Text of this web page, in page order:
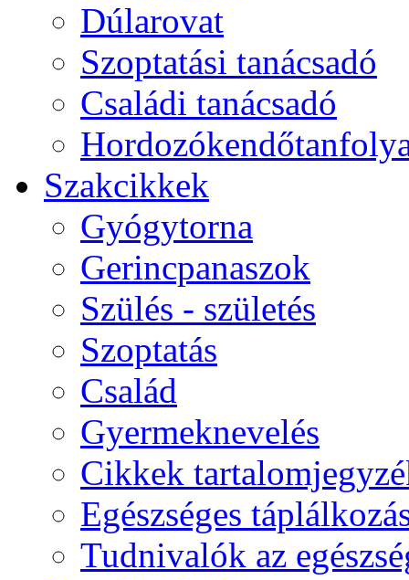
Dúlarovat
Szoptatási tanácsadó
Családi tanácsadó
Szakcikkek
Gyógytorna
Gerincpanaszok
Szülés - születés
Szoptatás
Család
Gyermeknevelés
Cikkek
Egészséges
Tudnivalók az